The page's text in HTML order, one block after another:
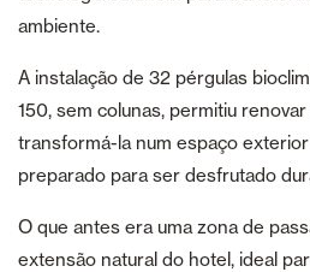
ambiente.
A instalação de 32 pérgulas
150, sem colunas, permitiu
transformá-la num espaço
preparado para ser desfrutado
O que antes era uma zona de
extensão natural do hotel, ideal